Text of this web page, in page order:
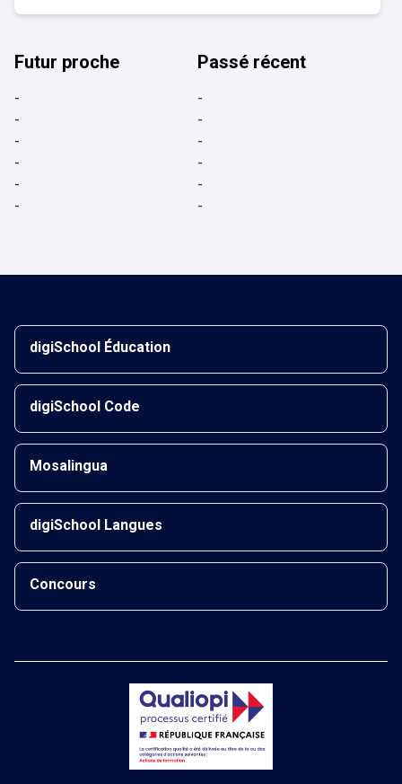
Futur proche
-
-
-
-
-
-
Passé récent
-
-
-
-
-
-
digiSchool Éducation
digiSchool Code
Mosalingua
digiSchool Langues
Concours